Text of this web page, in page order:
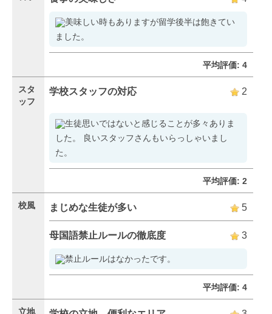
美味しい時もありますが留学後半は飽きてい
ました。
平均評価: 4
スタ
ッフ
学校スタッフの対応 2
生徒思いではないと感じることが多々ありま
した。 良いスタッフさんもいらっしゃいまし
た。
平均評価: 2
校風 まじめな生徒が多い 5
母国語禁止ルールの徹底度 3
禁止ルールはなかったです。
平均評価: 4
立地